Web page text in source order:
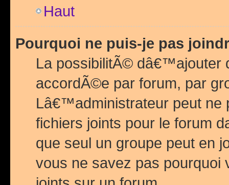
Haut
Pourquoi ne puis-je pas
La possibilitÃ© dâ€™ajouter
accordÃ©e par forum, par
Lâ€™administrateur peut
fichiers joints pour le forum
que seul un groupe peut en
vous ne savez pas pourquoi